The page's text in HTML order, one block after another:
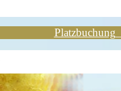
Platzbuchung